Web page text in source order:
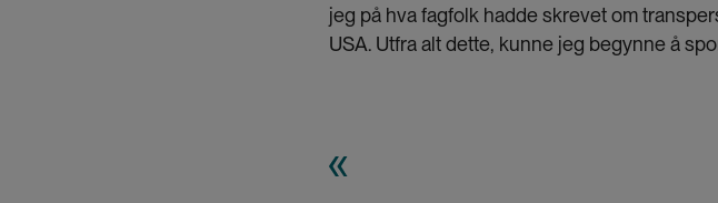
jeg på hva fagfolk hadde skrevet om
USA. Utfra alt dette, kunne jeg begynne å